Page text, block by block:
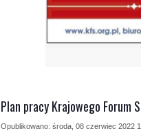
Plan pracy Krajowego Forum
Opublikowano: środa, 08 czerwiec 2022